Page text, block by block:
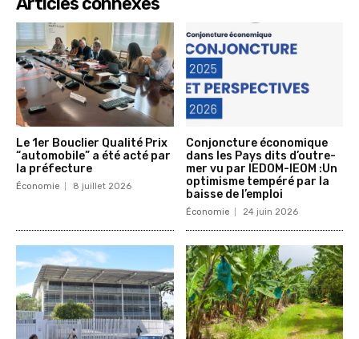
Le 1er Bouclier Qualité Prix
“automobile” a été acté par
la préfecture
Économie 8 juillet 2026
Conjoncture économique
dans les Pays dits d’outre-
mer vu par IEDOM-IEOM :Un
optimisme tempéré par la
baisse de l’emploi
Économie 24 juin 2026